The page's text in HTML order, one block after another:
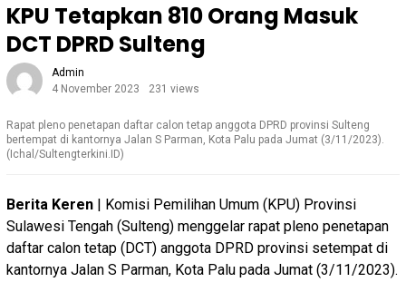
KPU Tetapkan 810 Orang Masuk
DCT DPRD Sulteng
Admin
4 November 2023
231 views
Rapat pleno penetapan daftar calon tetap anggota DPRD provinsi Sulteng
bertempat di kantornya Jalan S Parman, Kota Palu pada Jumat (3/11/2023).
(Ichal/Sultengterkini.ID)
Berita Keren | Komisi Pemilihan Umum (KPU) Provinsi
Sulawesi Tengah (Sulteng) menggelar rapat pleno penetapan
daftar calon tetap (DCT) anggota DPRD provinsi setempat di
kantornya Jalan S Parman, Kota Palu pada Jumat (3/11/2023).